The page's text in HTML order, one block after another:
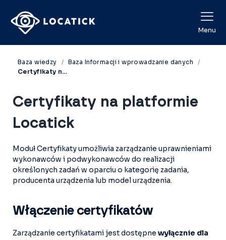
Menu
View Categories
Baza wiedzy
Baza Informacji i wprowadzanie danych
Certyfikaty na platformie Locatick
Certyfikaty na platformie
Locatick
Moduł Certyfikaty umożliwia zarządzanie uprawnieniami
wykonawców i podwykonawców do realizacji
określonych zadań w oparciu o kategorię zadania,
producenta urządzenia lub model urządzenia.
Włączenie certyfikatów
Zarządzanie certyfikatami jest dostępne wyłącznie dla